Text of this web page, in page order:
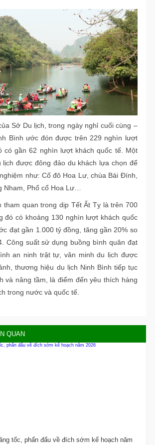
Sở Du lịch, trong ngày nghỉ cuối cùng –
Bình ước đón được trên 229 nghìn lượt
có gần 62 nghìn lượt khách quốc tế. Một
lịch được đông đảo du khách lựa chọn để
như: Cố đô Hoa Lư, chùa Bái Đính,
Nham, Phố cổ Hoa Lư…
tham quan trong dịp Tết Ất Tỵ là trên 700
đó có khoảng 130 nghìn lượt khách quốc
đạt gần 1.000 tỷ đồng, tăng gần 20% so
Công suất sử dụng buồng bình quân đạt
an ninh trật tự, văn minh du lịch được
thương hiệu du lịch Ninh Bình tiếp tục
và nâng tầm, là điểm đến yêu thích hàng
trong nước và quốc tế.
QUAN
tốc, phấn đấu về đích sớm kế hoạch năm